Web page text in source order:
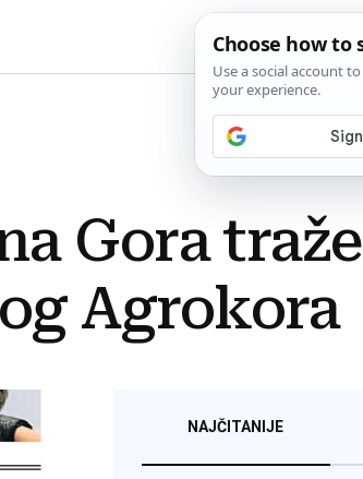
Gora traže
Agrokora
NAJČITANIJE